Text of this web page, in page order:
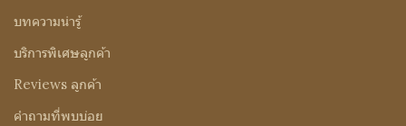
บทความน่ารู้
บริการพิเศษลูกค้า
Reviews ลูกค้า
คำถามที่พบบ่อย